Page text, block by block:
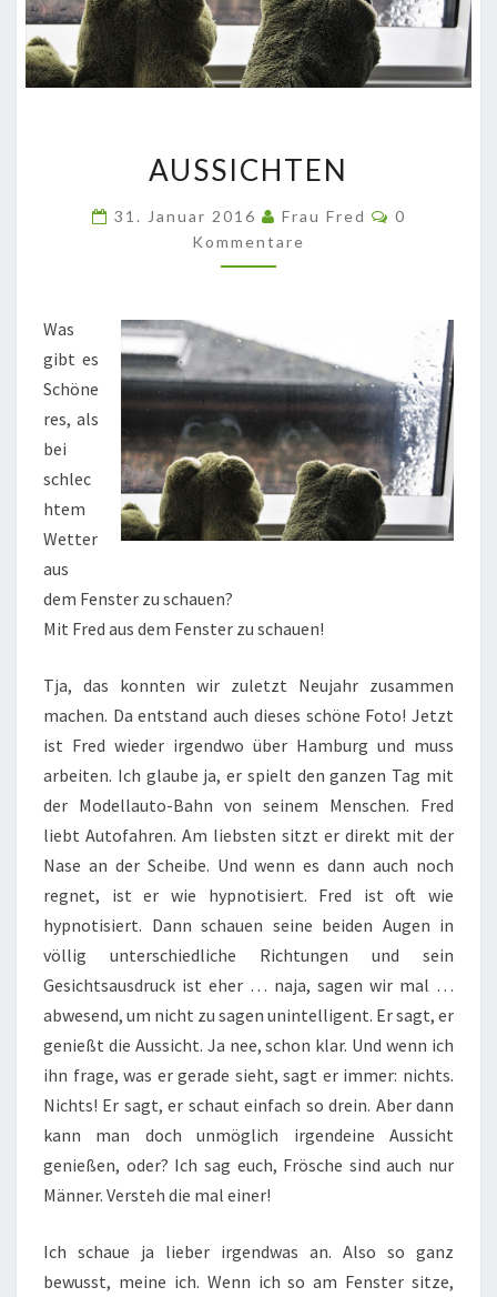
AUSSICHTEN
31. Januar 2016 Frau Fred
0
Kommentare
Was
gibt es
Schöne
res, als
bei
schlec
htem
Wetter
aus
dem Fenster zu schauen?
Mit Fred aus dem Fenster zu schauen!
Tja, das konnten wir zuletzt Neujahr zusammen
machen. Da entstand auch dieses schöne Foto! Jetzt
ist Fred wieder irgendwo über Hamburg und muss
arbeiten. Ich glaube ja, er spielt den ganzen Tag mit
der Modellauto-Bahn von seinem Menschen. Fred
liebt Autofahren. Am liebsten sitzt er direkt mit der
Nase an der Scheibe. Und wenn es dann auch noch
regnet, ist er wie hypnotisiert. Fred ist oft wie
hypnotisiert. Dann schauen seine beiden Augen in
völlig unterschiedliche Richtungen und sein
Gesichtsausdruck ist eher … naja, sagen wir mal …
abwesend, um nicht zu sagen unintelligent. Er sagt, er
genießt die Aussicht. Ja nee, schon klar. Und wenn ich
ihn frage, was er gerade sieht, sagt er immer: nichts.
Nichts! Er sagt, er schaut einfach so drein. Aber dann
kann man doch unmöglich irgendeine Aussicht
genießen, oder? Ich sag euch, Frösche sind auch nur
Männer. Versteh die mal einer!
Ich schaue ja lieber irgendwas an. Also so ganz
bewusst, meine ich. Wenn ich so am Fenster sitze,